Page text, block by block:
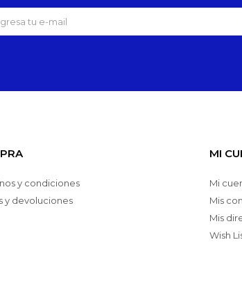
y condiciones
y devoluciones
MI
Mi
Mis
Mis
Wish